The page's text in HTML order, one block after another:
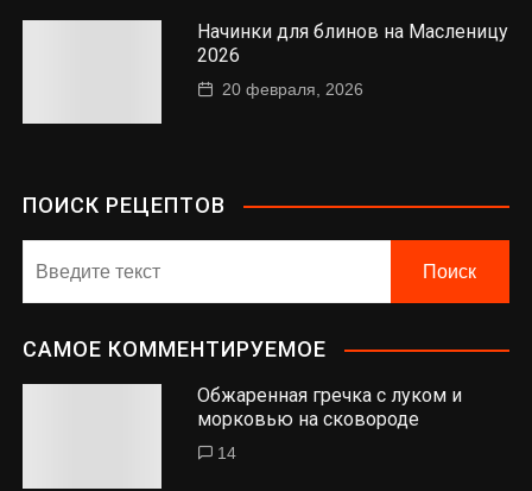
Начинки для блинов на Масленицу
2026
20 февраля, 2026
ПОИСК РЕЦЕПТОВ
САМОЕ КОММЕНТИРУЕМОЕ
Обжаренная гречка с луком и
морковью на сковороде
14